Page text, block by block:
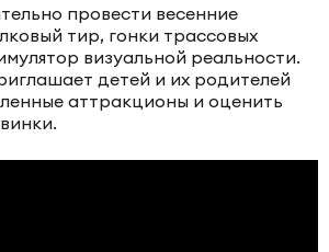
провести весенние
тир, гонки трассовых
визуальной реальности.
детей и их родителей
аттракционы и оценить